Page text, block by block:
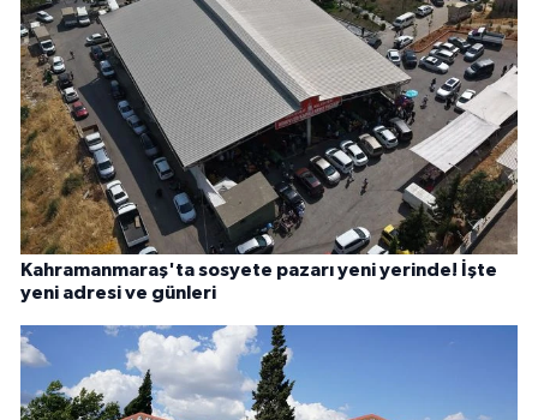
Kahramanmaraş'ta sosyete pazarı yeni yerinde! İşte
yeni adresi ve günleri